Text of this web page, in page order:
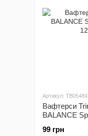
Артикул: TB05484
Вафтерси
BALANCE
99 грн